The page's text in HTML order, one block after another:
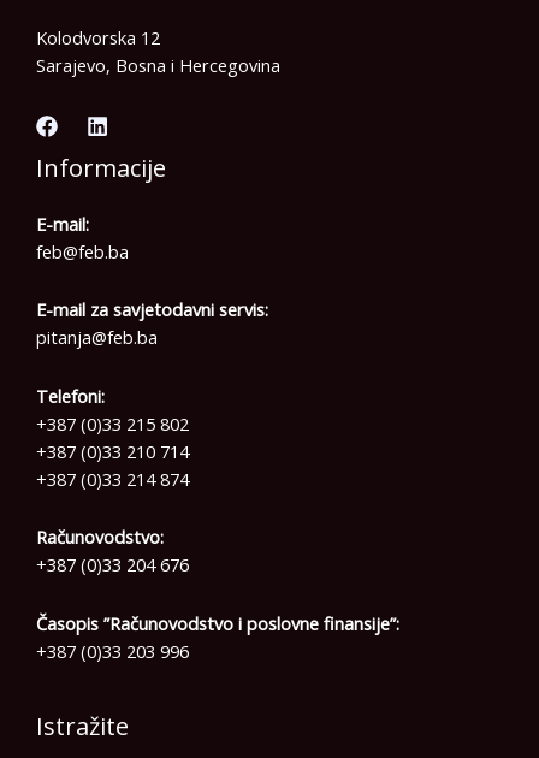
Kolodvorska 12
Sarajevo, Bosna i Hercegovina
Informacije
E-mail:
feb@feb.ba
E-mail za savjetodavni servis:
pitanja@feb.ba
Telefoni:
+387 (0)33 215 802
+387 (0)33 210 714
+387 (0)33 214 874
Računovodstvo:
+387 (0)33 204 676
Časopis ”Računovodstvo i poslovne finansije”:
+387 (0)33 203 996
Istražite